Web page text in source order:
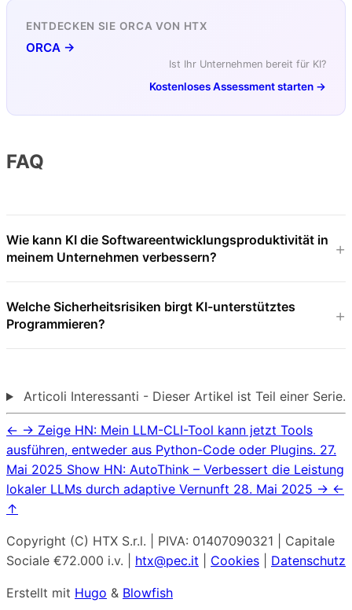
ENTDECKEN SIE ORCA VON HTX
ORCA →
Ist Ihr Unternehmen bereit für KI?
Kostenloses Assessment starten →
FAQ
Wie kann KI die Softwareentwicklungsproduktivität in
meinem Unternehmen verbessern?
Welche Sicherheitsrisiken birgt KI-unterstütztes
Programmieren?
Articoli Interessanti - Dieser Artikel ist Teil einer Serie.
← → Zeige HN: Mein LLM-CLI-Tool kann jetzt Tools
ausführen, entweder aus Python-Code oder Plugins. 27.
Mai 2025 Show HN: AutoThink – Verbessert die Leistung
lokaler LLMs durch adaptive Vernunft 28. Mai 2025 → ←
↑
Copyright (C) HTX S.r.l. | PIVA: 01407090321 | Capitale
Sociale €72.000 i.v. | htx@pec.it Cookies Datenschutz
Erstellt mit Hugo & Blowfish